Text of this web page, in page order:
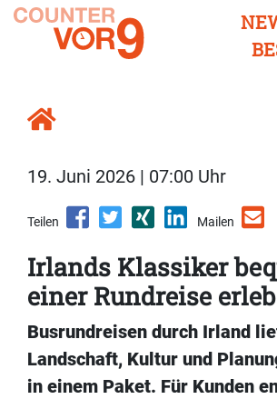
19. Juni 2026 | 07:00 Uhr
Teilen Mailen
Irlands Klassiker
einer Rundreise
Busrundreisen durch Irland
Landschaft, Kultur und
in einem Paket. Für Kunden